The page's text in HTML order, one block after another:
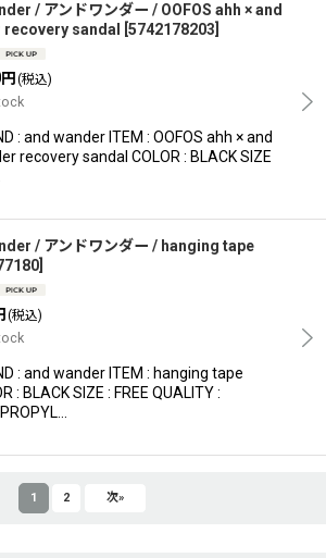
/ アンドワンダー / OOFOS ahh × and
recovery sandal
5742178203
円 (税込)
: and wander ITEM : OOFOS ahh × and
recovery sandal COLOR : BLACK SIZE
/ アンドワンダー / hanging tape
(税込)
: and wander ITEM : hanging tape
: BLACK SIZE : FREE QUALITY :
1 2 次»